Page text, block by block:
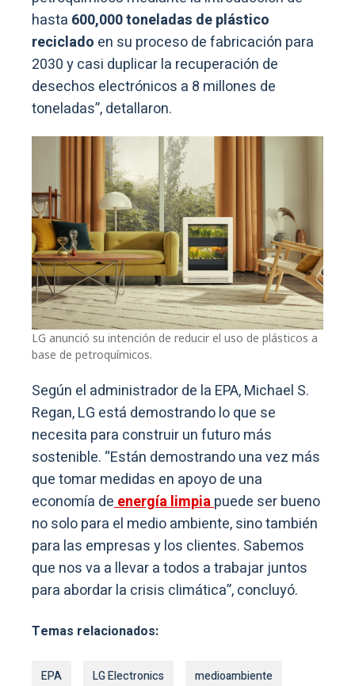
hasta 600,000 toneladas de plástico
reciclado en su proceso de fabricación para
2030 y casi duplicar la recuperación de
desechos electrónicos a 8 millones de
toneladas”, detallaron.
LG anunció su intención de reducir el uso de plásticos a
base de petroquímicos.
Según el administrador de la EPA, Michael S.
Regan, LG está demostrando lo que se
necesita para construir un futuro más
sostenible. “Están demostrando una vez más
que tomar medidas en apoyo de una
economía deenergía limpiapuede ser bueno
no solo para el medio ambiente, sino también
para las empresas y los clientes. Sabemos
que nos va a llevar a todos a trabajar juntos
para abordar la crisis climática”, concluyó.
Temas relacionados:
EPA LG Electronics medioambiente